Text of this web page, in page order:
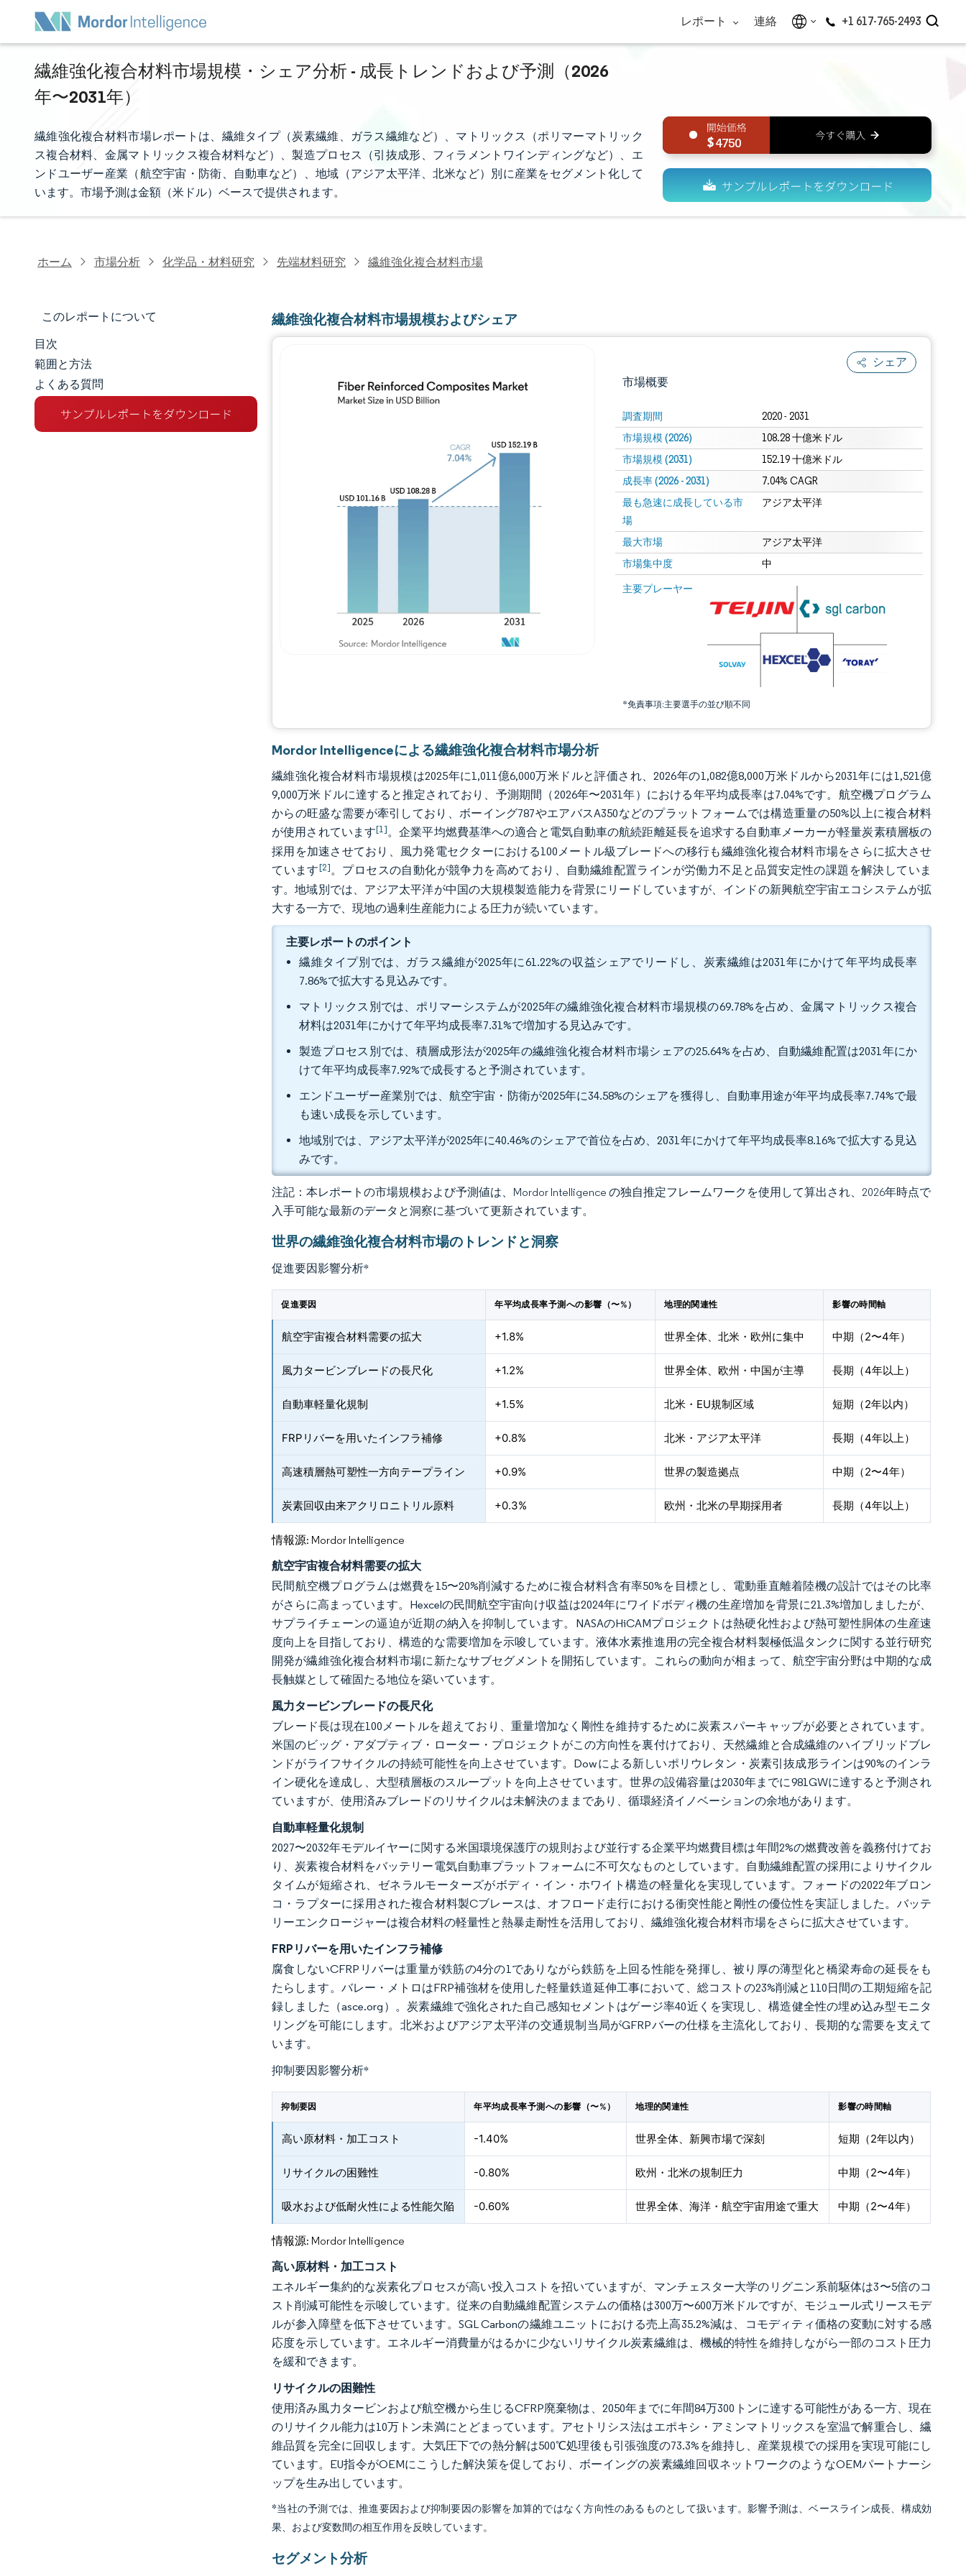
レポート 連絡 +1 617-765-2493
繊維強化複合材料市場規模・シェア分析 - 成長トレンドおよび予測（2026
年〜2031年）
繊維強化複合材料市場レポートは、繊維タイプ（炭素繊維、ガラス繊維など）、マトリックス（ポリマーマトリック
ス複合材料、金属マトリックス複合材料など）、製造プロセス（引抜成形、フィラメントワインディングなど）、エ
ンドユーザー産業（航空宇宙・防衛、自動車など）、地域（アジア太平洋、北米など）別に産業をセグメント化して
います。市場予測は金額（米ドル）ベースで提供されます。
4750
ホーム 市場分析 化学品・材料研究 先端材料研究 繊維強化複合材料市場
このレポートについて
市場規模とシェア
市場分析
トレンドとインサイト
目次
範囲と方法
よくある質問
繊維強化複合材料市場規模およびシェア
シェア
市場概要
調査期間 2020 - 2031
市場規模 (2026) 108.28 十億米ドル
市場規模 (2031) 152.19 十億米ドル
成長率 (2026 - 2031) 7.04% CAGR
最も急速に成長している市
場
アジア太平洋
最大市場 アジア太平洋
市場集中度 中
主要プレーヤー
*免責事項:主要選手の並び順不同
画像 © Mordor Intelligence。再利用にはCC BY 4.0の表示が必要です。
画像 © Mordor Intelligence。再利用にはCC BY 4.0の表示が必要です。
Mordor Intelligenceによる繊維強化複合材料市場分析
繊維強化複合材料市場規模は2025年に1,011億6,000万米ドルと評価され、2026年の1,082億8,000万米ドルから2031年には1,521億
9,000万米ドルに達すると推定されており、予測期間（2026年〜2031年）における年平均成長率は7.04%です。航空機プログラム
からの旺盛な需要が牽引しており、ボーイング787やエアバスA350などのプラットフォームでは構造重量の50%以上に複合材料
が使用されています[1]。企業平均燃費基準への適合と電気自動車の航続距離延長を追求する自動車メーカーが軽量炭素積層板の
採用を加速させており、風力発電セクターにおける100メートル級ブレードへの移行も繊維強化複合材料市場をさらに拡大させ
ています[2]。プロセスの自動化が競争力を高めており、自動繊維配置ラインが労働力不足と品質安定性の課題を解決していま
す。地域別では、アジア太平洋が中国の大規模製造能力を背景にリードしていますが、インドの新興航空宇宙エコシステムが拡
大する一方で、現地の過剰生産能力による圧力が続いています。
主要レポートのポイント
繊維タイプ別では、ガラス繊維が2025年に61.22%の収益シェアでリードし、炭素繊維は2031年にかけて年平均成長率
7.86%で拡大する見込みです。
マトリックス別では、ポリマーシステムが2025年の繊維強化複合材料市場規模の69.78%を占め、金属マトリックス複合
材料は2031年にかけて年平均成長率7.31%で増加する見込みです。
製造プロセス別では、積層成形法が2025年の繊維強化複合材料市場シェアの25.64%を占め、自動繊維配置は2031年にか
けて年平均成長率7.92%で成長すると予測されています。
エンドユーザー産業別では、航空宇宙・防衛が2025年に34.58%のシェアを獲得し、自動車用途が年平均成長率7.74%で最
も速い成長を示しています。
地域別では、アジア太平洋が2025年に40.46%のシェアで首位を占め、2031年にかけて年平均成長率8.16%で拡大する見込
みです。
注記：本レポートの市場規模および予測値は、Mordor Intelligence の独自推定フレームワークを使用して算出され、2026年時点で
入手可能な最新のデータと洞察に基づいて更新されています。
世界の繊維強化複合材料市場のトレンドと洞察
促進要因影響分析*
促進要因 年平均成長率予測への影響（〜%） 地理的関連性 影響の時間軸
航空宇宙複合材料需要の拡大 +1.8% 世界全体、北米・欧州に集中 中期（2〜4年）
風力タービンブレードの長尺化 +1.2% 世界全体、欧州・中国が主導 長期（4年以上）
自動車軽量化規制 +1.5% 北米・EU規制区域 短期（2年以内）
FRPリバーを用いたインフラ補修 +0.8% 北米・アジア太平洋 長期（4年以上）
高速積層熱可塑性一方向テープライン +0.9% 世界の製造拠点 中期（2〜4年）
炭素回収由来アクリロニトリル原料 +0.3% 欧州・北米の早期採用者 長期（4年以上）
情報源: Mordor Intelligence
航空宇宙複合材料需要の拡大
民間航空機プログラムは燃費を15〜20%削減するために複合材料含有率50%を目標とし、電動垂直離着陸機の設計ではその比率
がさらに高まっています。Hexcelの民間航空宇宙向け収益は2024年にワイドボディ機の生産増加を背景に21.3%増加しましたが、
サプライチェーンの逼迫が近期の納入を抑制しています。NASAのHiCAMプロジェクトは熱硬化性および熱可塑性胴体の生産速
度向上を目指しており、構造的な需要増加を示唆しています。液体水素推進用の完全複合材料製極低温タンクに関する並行研究
開発が繊維強化複合材料市場に新たなサブセグメントを開拓しています。これらの動向が相まって、航空宇宙分野は中期的な成
長触媒として確固たる地位を築いています。
風力タービンブレードの長尺化
ブレード長は現在100メートルを超えており、重量増加なく剛性を維持するために炭素スパーキャップが必要とされています。
米国のビッグ・アダプティブ・ローター・プロジェクトがこの方向性を裏付けており、天然繊維と合成繊維のハイブリッドブレ
ンドがライフサイクルの持続可能性を向上させています。Dowによる新しいポリウレタン・炭素引抜成形ラインは90%のインラ
イン硬化を達成し、大型積層板のスループットを向上させています。世界の設備容量は2030年までに981GWに達すると予測され
ていますが、使用済みブレードのリサイクルは未解決のままであり、循環経済イノベーションの余地があります。
自動車軽量化規制
2027〜2032年モデルイヤーに関する米国環境保護庁の規則および並行する企業平均燃費目標は年間2%の燃費改善を義務付けてお
り、炭素複合材料をバッテリー電気自動車プラットフォームに不可欠なものとしています。自動繊維配置の採用によりサイクル
タイムが短縮され、ゼネラルモーターズがボディ・イン・ホワイト構造の軽量化を実現しています。フォードの2022年ブロン
コ・ラプターに採用された複合材料製Cブレースは、オフロード走行における衝突性能と剛性の優位性を実証しました。バッテ
リーエンクロージャーは複合材料の軽量性と熱暴走耐性を活用しており、繊維強化複合材料市場をさらに拡大させています。
FRPリバーを用いたインフラ補修
腐食しないCFRPリバーは重量が鉄筋の4分の1でありながら鉄筋を上回る性能を発揮し、被り厚の薄型化と橋梁寿命の延長をも
たらします。バレー・メトロはFRP補強材を使用した軽量鉄道延伸工事において、総コストの23%削減と110日間の工期短縮を記
録しました（asce.org）。炭素繊維で強化された自己感知セメントはゲージ率40近くを実現し、構造健全性の埋め込み型モニタ
リングを可能にします。北米およびアジア太平洋の交通規制当局がGFRPバーの仕様を主流化しており、長期的な需要を支えて
います。
抑制要因影響分析*
抑制要因 年平均成長率予測への影響（〜%） 地理的関連性 影響の時間軸
高い原材料・加工コスト -1.40% 世界全体、新興市場で深刻 短期（2年以内）
リサイクルの困難性 -0.80% 欧州・北米の規制圧力 中期（2〜4年）
吸水および低耐火性による性能欠陥 -0.60% 世界全体、海洋・航空宇宙用途で重大 中期（2〜4年）
情報源: Mordor Intelligence
高い原材料・加工コスト
エネルギー集約的な炭素化プロセスが高い投入コストを招いていますが、マンチェスター大学のリグニン系前駆体は3〜5倍のコ
スト削減可能性を示唆しています。従来の自動繊維配置システムの価格は300万〜600万米ドルですが、モジュール式リースモデ
ルが参入障壁を低下させています。SGL Carbonの繊維ユニットにおける売上高35.2%減は、コモディティ価格の変動に対する感
応度を示しています。エネルギー消費量がはるかに少ないリサイクル炭素繊維は、機械的特性を維持しながら一部のコスト圧力
を緩和できます。
リサイクルの困難性
使用済み風力タービンおよび航空機から生じるCFRP廃棄物は、2050年までに年間84万300トンに達する可能性がある一方、現在
のリサイクル能力は10万トン未満にとどまっています。アセトリシス法はエポキシ・アミンマトリックスを室温で解重合し、繊
維品質を完全に回収します。大気圧下での熱分解は500℃処理後も引張強度の73.3%を維持し、産業規模での採用を実現可能にし
ています。EU指令がOEMにこうした解決策を促しており、ボーイングの炭素繊維回収ネットワークのようなOEMパートナーシ
ップを生み出しています。
*当社の予測では、推進要因および抑制要因の影響を加算的ではなく方向性のあるものとして扱います。影響予測は、ベースライン成長、構成効
果、および変数間の相互作用を反映しています。
セグメント分析